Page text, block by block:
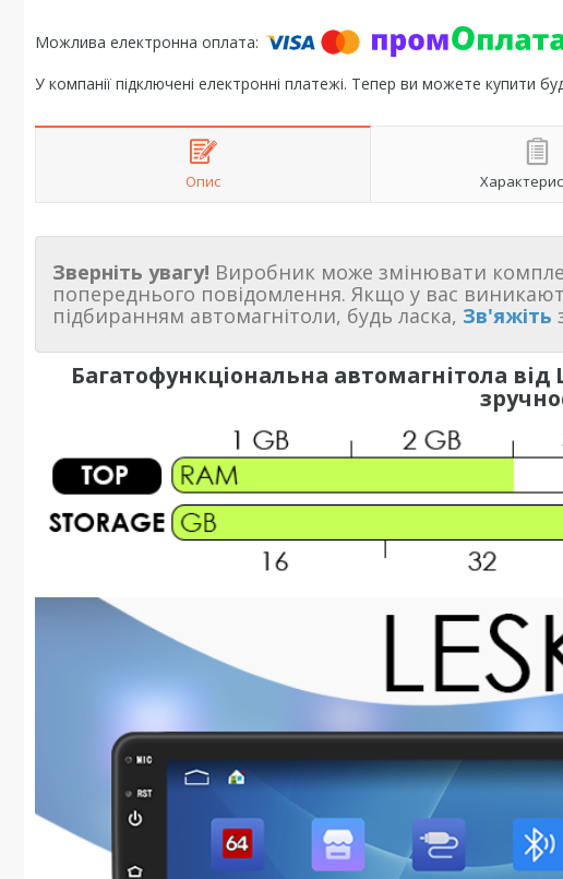
У компанії підключені електронні платежі. Тепер ви можете купити
Опис
Зверніть увагу! Виробник може змінювати
попереднього повідомлення. Якщо у вас
підбиранням автомагнітоли, будь ласка, Зв'яжіть
Багатофункціональна автомагнітола